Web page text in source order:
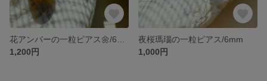
1,200円
夜桜瑪瑙の一粒ピアス/6mm
1,000円